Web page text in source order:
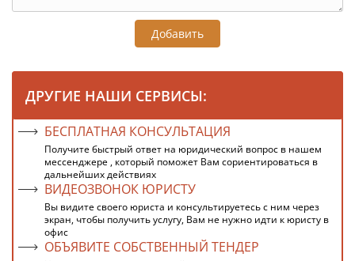
Добавить
ДРУГИЕ НАШИ СЕРВИСЫ:
БЕСПЛАТНАЯ КОНСУЛЬТАЦИЯ
Получите быстрый ответ на юридический вопрос в нашем
мессенджере , который поможет Вам сориентироваться в
дальнейших действиях
ВИДЕОЗВОНОК ЮРИСТУ
Вы видите своего юриста и консультируетесь с ним через
экран, чтобы получить услугу, Вам не нужно идти к юристу в
офис
ОБЪЯВИТЕ СОБСТВЕННЫЙ ТЕНДЕР